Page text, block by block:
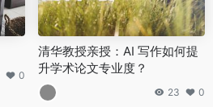
0
清华教授亲授：AI 写作如何提
升学术论文专业度？
23 0